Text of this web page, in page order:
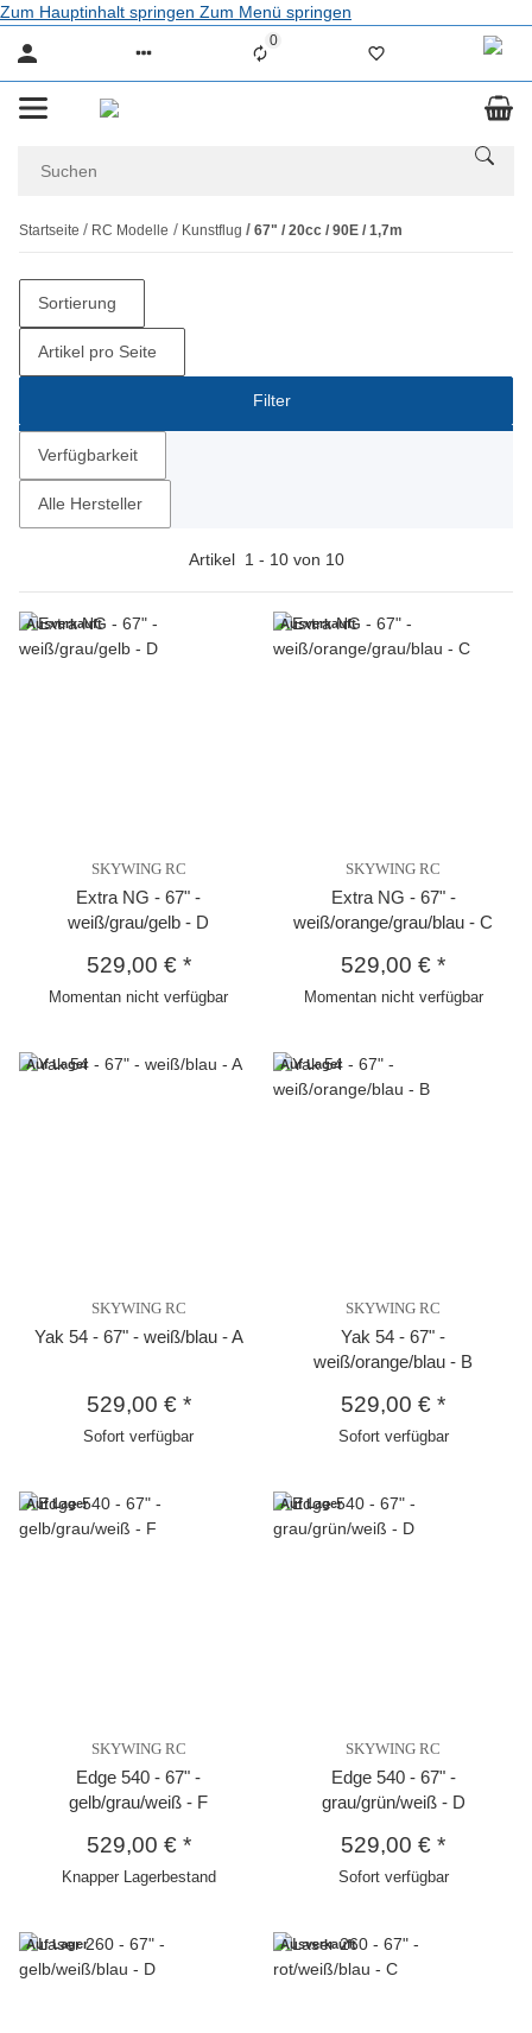
Zum Hauptinhalt springen Zum Menü springen
0Liste ist leer
Startseite RC Modelle Kunstflug 67" / 20cc / 90E / 1,7m
Filter
Sortierung
Artikel pro Seite
Verfügbarkeit
Alle Hersteller
Artikel 1 - 10von 10
Ausverkauft
SKYWING RC
Extra NG - 67" -
weiß/grau/gelb - D
529,00 € *
Momentan nicht verfügbar
Ausverkauft
SKYWING RC
Extra NG - 67" -
weiß/orange/grau/blau - C
529,00 €*
Momentan nicht verfügbar
Auf Lager
SKYWING RC
Yak 54 - 67" - weiß/blau - A
529,00 € *
Sofort verfügbar
Auf Lager
SKYWING RC
Yak 54 - 67" -
weiß/orange/blau - B
529,00 €*
Sofort verfügbar
Auf Lager
SKYWING RC
Edge 540 - 67" -
gelb/grau/weiß - F
529,00 € *
Knapper Lagerbestand
Auf Lager
SKYWING RC
Edge 540 - 67" -
grau/grün/weiß - D
529,00 €*
Sofort verfügbar
Auf Lager Ausverkauft